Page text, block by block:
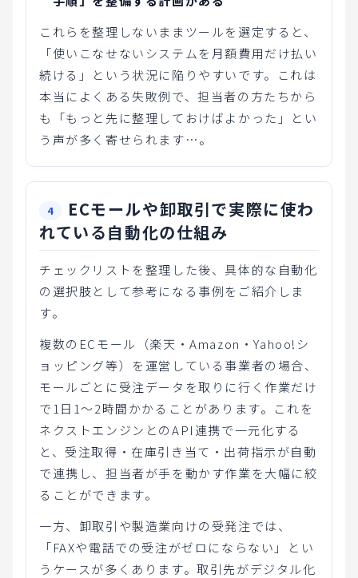
これらを整理しないままツールを選定すると、
「使いこなせないシステムを月額費用だけ払い
続ける」という状況に陥りやすいです。これは
本当によくある失敗例で、担当者の方たちから
も「もっと先に整理しておけばよかった」とい
う声が多く寄せられます…。
ECモールや卸取引で実際に使わ
れている自動化の仕組み
チェックリストを整理した後、具体的な自動化
の選択肢として参考になる事例をご紹介しま
す。
複数のECモール（楽天・Amazon・Yahoo!シ
ョッピング等）を運営している事業者の場合、
モールごとに受注データを取りに行く作業だけ
で1日1〜2時間かかることがあります。これを
ネクストエンジンとのAPI連携で一元化する
と、受注取得・在庫引き当て・出荷指示が自動
で連携し、担当者が手を動かす作業を大幅に絞
ることができます。
一方、卸取引や製造業向けの受発注では、
「FAXや電話での受注がゼロにならない」とい
うケースが多くあります。取引先がデジタル化